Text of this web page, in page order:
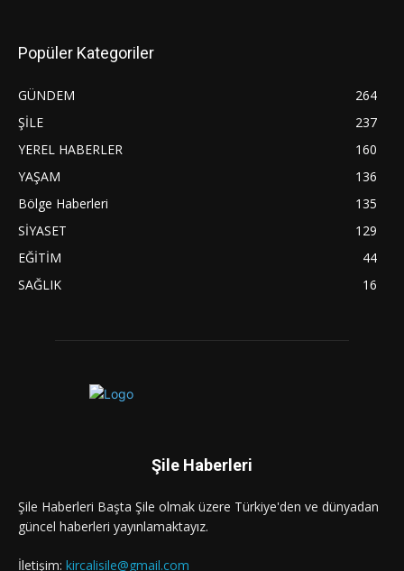
Popüler Kategoriler
GÜNDEM
264
ŞİLE
237
YEREL HABERLER
160
YAŞAM
136
Bölge Haberleri
135
SİYASET
129
EĞİTİM
44
SAĞLIK
16
Şile Haberleri
Şile Haberleri Başta Şile olmak üzere Türkiye'den ve dünyadan
güncel haberleri yayınlamaktayız.
İletişim: kircalisile@gmail.com